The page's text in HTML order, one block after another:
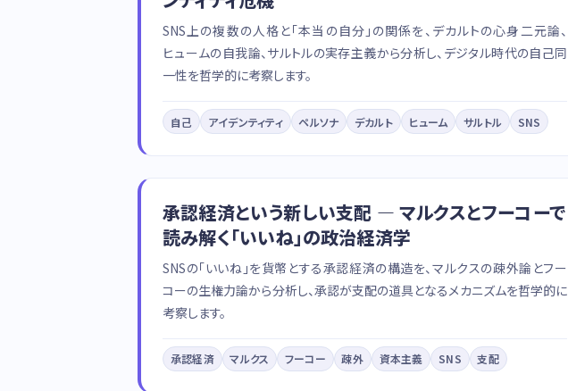
SNS上の複数の人格と「本当の自分」の関係を、デカルトの心身二元論、
ヒュームの自我論、サルトルの実存主義から分析し、デジタル時代の自己同
一性を哲学的に考察します。
自己 アイデンティティ ペルソナ デカルト ヒューム サルトル SNS
承認経済という新しい支配 — マルクスとフーコーで
読み解く「いいね」の政治経済学
SNSの「いいね」を貨幣とする承認経済の構造を、マルクスの疎外論とフー
コーの生権力論から分析し、承認が支配の道具となるメカニズムを哲学的に
考察します。
承認経済 マルクス フーコー 疎外 資本主義 SNS 支配